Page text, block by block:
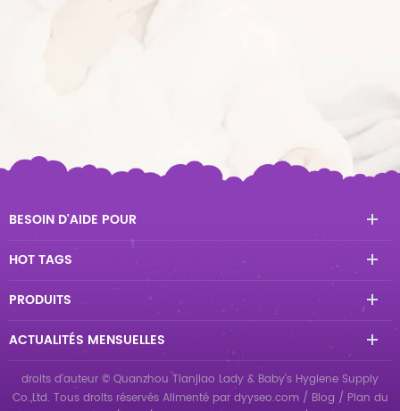
BESOIN D'AIDE POUR
HOT TAGS
PRODUITS
ACTUALITÉS MENSUELLES
droits d'auteur © Quanzhou Tianjiao Lady & Baby's Hygiene Supply
Co.,Ltd. Tous droits réservés Alimenté par dyyseo.com / Blog / Plan du